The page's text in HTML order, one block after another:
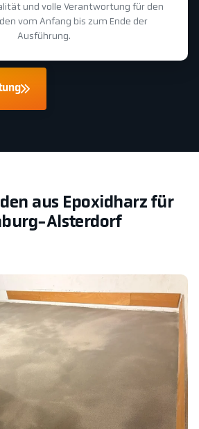
und volle Verantwortung für den
vom Anfang bis zum Ende der
Ausführung.
aus Epoxidharz für
Alsterdorf